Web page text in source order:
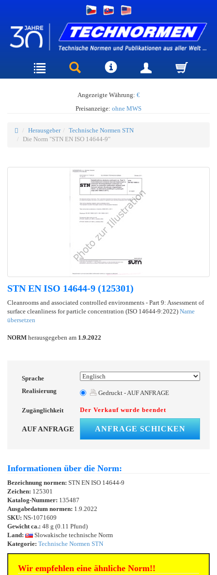
Angezeigte Währung: €
Preisanzeige: ohne MWS
Herausgeber
Technische Normen STN
Die Norm "STN EN ISO 14644-9"
STN EN ISO 14644-9 (125301)
Cleanrooms and associated controlled environments - Part 9: Assessment of
surface cleanliness for particle concentration (ISO 14644-9:2022) Name
übersetzen
NORM herausgegeben am 1.9.2022
Sprache
Realisierung
Gedruckt - AUF ANFRAGE
Zugänglichkeit Der Verkauf wurde beendet
AUF ANFRAGE ANFRAGE SCHICKEN
Informationen über die Norm:
Bezeichnung normen: STN EN ISO 14644-9
Zeichen: 125301
Katalog-Nummer: 135487
Ausgabedatum normen: 1.9.2022
SKU: NS-1071609
Gewicht ca.: 48 g (0.11 Pfund)
Land:
Slowakische technische Norm
Kategorie: Technische Normen STN
Wir empfehlen eine ähnliche Norm!!